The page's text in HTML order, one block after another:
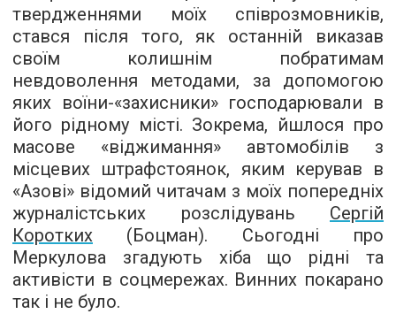
твердженнями моїх співрозмовників,
стався після того, як останній виказав
своїм колишнім побратимам
невдоволення методами, за допомогою
яких воїни-«захисники» господарювали в
його рідному місті. Зокрема, йшлося про
масове «віджимання» автомобілів з
місцевих штрафстоянок, яким керував в
«Азові» відомий читачам з моїх попередніх
журналістських розслідувань Сергій
Коротких (Боцман). Сьогодні про
Меркулова згадують хіба що рідні та
активісти в соцмережах. Винних покарано
так і не було.